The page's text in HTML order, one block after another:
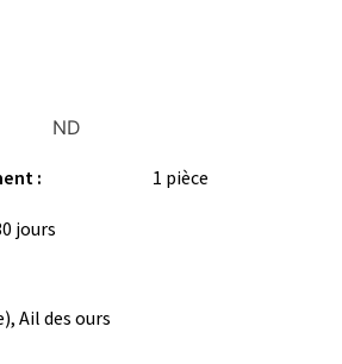
ND
:
1 pièce
jours
Ail des ours